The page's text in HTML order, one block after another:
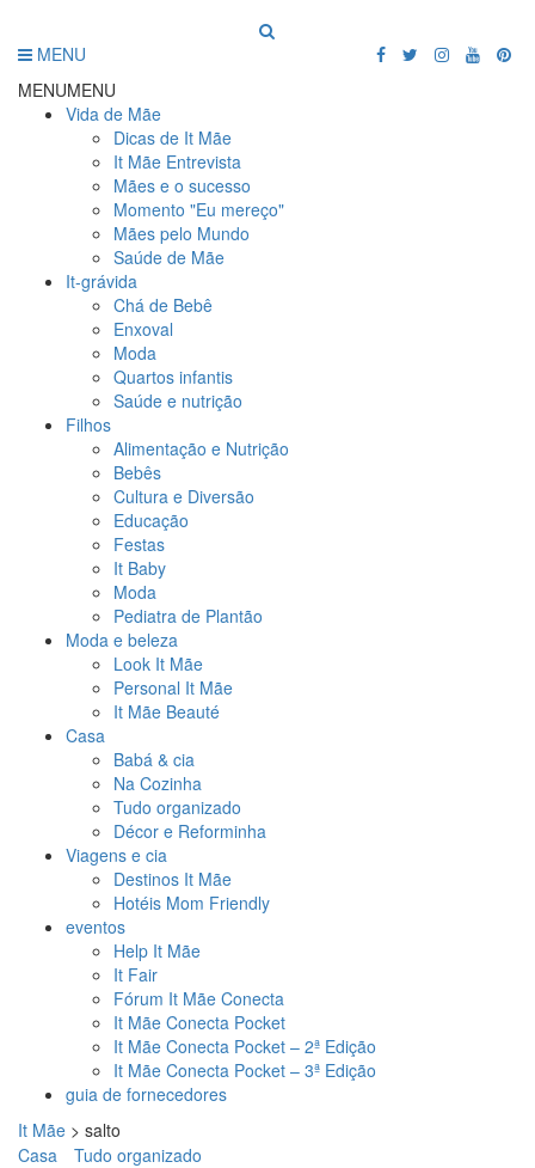
MENU
MENUMENU
Vida de Mãe
Dicas de It Mãe
It Mãe Entrevista
Mães e o sucesso
Momento "Eu mereço"
Mães pelo Mundo
Saúde de Mãe
It-grávida
Chá de Bebê
Enxoval
Moda
Quartos infantis
Saúde e nutrição
Filhos
Alimentação e Nutrição
Bebês
Cultura e Diversão
Educação
Festas
It Baby
Moda
Pediatra de Plantão
Moda e beleza
Look It Mãe
Personal It Mãe
It Mãe Beauté
Casa
Babá & cia
Na Cozinha
Tudo organizado
Décor e Reforminha
Viagens e cia
Destinos It Mãe
Hotéis Mom Friendly
eventos
Help It Mãe
It Fair
Fórum It Mãe Conecta
It Mãe Conecta Pocket
It Mãe Conecta Pocket – 2ª Edição
It Mãe Conecta Pocket – 3ª Edição
guia de fornecedores
It Mãe > salto
Casa
Tudo organizado